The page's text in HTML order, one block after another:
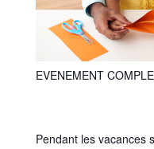
EVENEMENT
Pendant les vacances